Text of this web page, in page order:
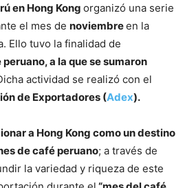
en Hong Kong organizó una serie
el mes de noviembreen la
Ello tuvo la finalidad de
a la que se sumaron
actividad se realizó con el
de Exportadores (Adex).
a Hong Kong como un destino
de café peruano; a través de
la variedad y riqueza de este